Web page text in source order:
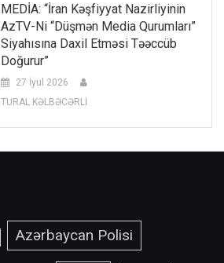
MEDİA: “İran Kəşfiyyat Nazirliyinin
AzTV-Ni “düşmən Media Qurumları”
Siyahısına Daxil Etməsi Təəccüb
Doğurur”
27 İyul 2026
TURAL KƏLBƏCƏRLİ
Azərbaycan Polisi